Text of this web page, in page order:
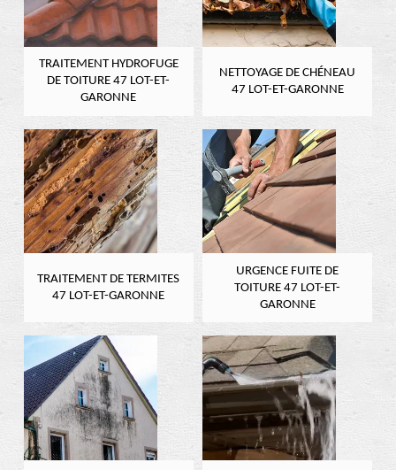
TRAITEMENT HYDROFUGE
DE TOITURE 47 LOT-ET-
GARONNE
NETTOYAGE DE CHÉNEAU
47 LOT-ET-GARONNE
TRAITEMENT DE TERMITES
47 LOT-ET-GARONNE
URGENCE FUITE DE
TOITURE 47 LOT-ET-
GARONNE